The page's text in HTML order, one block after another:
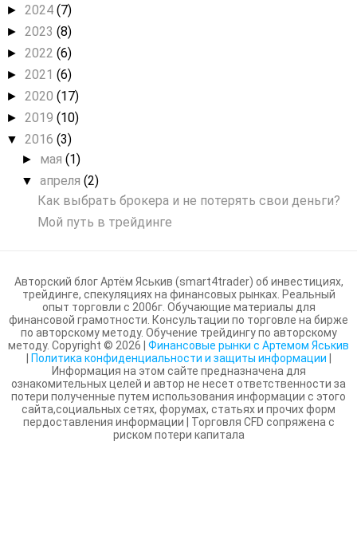
► 2024 (7)
► 2023 (8)
► 2022 (6)
► 2021 (6)
► 2020 (17)
► 2019 (10)
▼ 2016 (3)
► мая(1)
▼апреля(2)
Как выбрать брокера и не потерять свои деньги?
Мой путь в трейдинге
Авторский блог Артём Яськив (smart4trader) об инвестициях,
трейдинге, спекуляциях на финансовых рынках. Реальный
опыт торговли с 2006г. Обучающие материалы для
финансовой грамотности. Консультации по торговле на бирже
по авторскому методу. Обучение трейдингу по авторскому
методу. Copyright © 2026 | Финансовые рынки с Артемом Яськив
| Политика конфиденциальности и защиты информации |
Информация на этом сайте предназначена для
ознакомительных целей и автор не несет ответственности за
потери полученные путем использования информации с этого
сайта,социальных сетях, форумах, статьях и прочих форм
пердоставления информации | Торговля CFD сопряжена с
риском потери капитала